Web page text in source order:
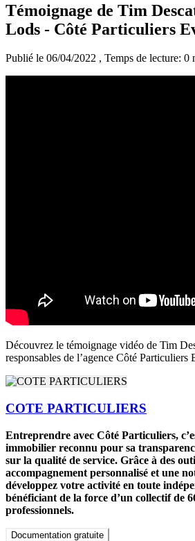
Témoignage de Tim
Lods - Côté Particuliers
Publié le 06/04/2022 , Temps de lecture: 0
Découvrez le témoignage vidéo de Tim
responsables de l’agence Côté Particuliers
COTE PARTICULIERS
Entreprendre avec Côté Particuliers,
immobilier reconnu pour sa
sur la qualité de service. Grâce à des
accompagnement personnalisé et une
développez votre activité en toute
bénéficiant de la force d’un collectif de
professionnels.
Documentation gratuite